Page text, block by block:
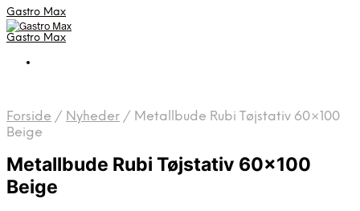
Gastro Max
Gastro Max
Forside / Nyheder / Metallbude Rubi Tøjstativ 60×100
Beige
Metallbude Rubi Tøjstativ 60×100
Beige